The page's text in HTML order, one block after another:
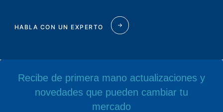
HABLA CON UN EXPERTO
Recibe de primera mano actualizaciones y
novedades que pueden cambiar tu
mercado